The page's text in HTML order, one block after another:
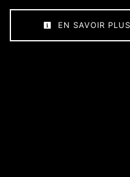
EN SAVOIR PLUS